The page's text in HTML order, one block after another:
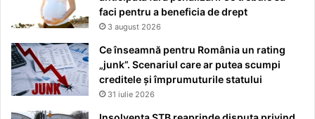
faci pentru a beneficia de drept
3 august 2026
Ce înseamnă pentru România un rating
„junk”. Scenariul care ar putea scumpi
creditele și împrumuturile statului
31 iulie 2026